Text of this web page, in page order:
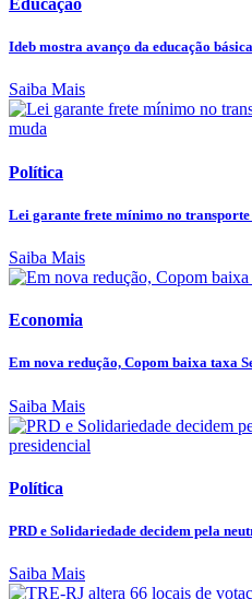
Educação
Ideb mostra avanço da educação
Saiba Mais
Política
Lei garante frete mínimo no transporte
Saiba Mais
Economia
Em nova redução, Copom baixa taxa
Saiba Mais
Política
PRD e Solidariedade decidem pela
Saiba Mais